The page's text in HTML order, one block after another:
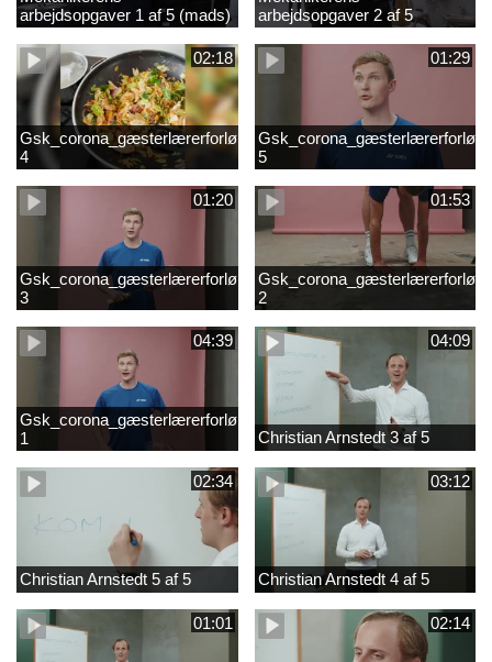
arbejdsopgaver 1 af 5 (mads)
arbejdsopgaver 2 af 5
(magnus)
02:18
Gsk_corona_gæsterlærerforløb_Axelsen_del
4
01:29
5
01:20
Gsk_corona_gæsterlærerforløb_Axelsen_del
3
01:53
2
04:39
Gsk_corona_gæsterlærerforløb_Axelsen_del
1
04:09
Christian Arnstedt 3 af 5
02:34
Christian Arnstedt 5 af 5
03:12
Christian Arnstedt 4 af 5
01:01 02:14